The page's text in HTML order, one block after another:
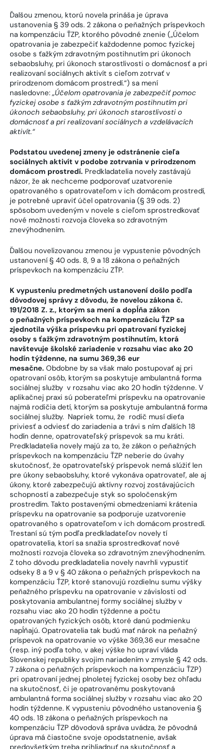
Ďalšou zmenou, ktorú novela prináša je úprava
ustanovenia § 39 ods. 2 zákona o peňažných príspevkoch
na kompenzáciu ŤZP, ktorého pôvodné znenie („Účelom
opatrovania je zabezpečiť každodenne pomoc fyzickej
osobe s ťažkým zdravotným postihnutím pri úkonoch
sebaobsluhy, pri úkonoch starostlivosti o domácnosť a pri
realizovaní sociálnych aktivít s cieľom zotrvať v
prirodzenom domácom prostredí.“) sa mení
nasledovne: „Účelom opatrovania je zabezpečiť pomoc
fyzickej osobe s ťažkým zdravotným postihnutím pri
úkonoch sebaobsluhy, pri úkonoch starostlivosti o
domácnosť a pri realizovaní sociálnych a vzdelávacích
aktivít.“
Podstatou uvedenej zmeny je odstránenie cieľa
sociálnych aktivít v podobe zotrvania v prirodzenom
domácom prostredí. Predkladatelia novely zastávajú
názor, že ak nechceme podporovať uzatvorenie
opatrovaného s opatrovateľom v ich domácom prostredí,
je potrebné upraviť účel opatrovania (§ 39 ods. 2)
spôsobom uvedeným v novele s cieľom sprostredkovať
nové možnosti rozvoja človeka so zdravotným
znevýhodnením.
Ďalšou novelizovanou zmenou je vypustenie pôvodných
ustanovení § 40 ods. 8, 9 a 18 zákona o peňažných
príspevkoch na kompenzáciu ZŤP.
K vypusteniu predmetných ustanovení došlo podľa
dôvodovej správy z dôvodu, že novelou zákona č.
191/2018 Z. z., ktorým sa mení a dopĺňa zákon
o peňažných príspevkoch na kompenzáciu ŤZP sa
zjednotila výška príspevku pri opatrovaní fyzickej
osoby s ťažkým zdravotným postihnutím, ktorá
navštevuje školské zariadenie v rozsahu viac ako 20
hodín týždenne, na sumu 369,36 eur
mesačne. Obdobne by sa však malo postupovať aj pri
opatrovaní osôb, ktorým sa poskytuje ambulantná forma
sociálnej služby v rozsahu viac ako 20 hodín týždenne. V
aplikačnej praxi sú poberateľmi príspevku na opatrovanie
najmä rodičia detí, ktorým sa poskytuje ambulantná forma
sociálnej služby. Napriek tomu, že rodič musí dieťa
priviesť a odviesť do zariadenia a trávi s ním ďalších 18
hodín denne, opatrovateľský príspevok sa mu kráti.
Predkladatelia novely majú za to, že zákon o peňažných
príspevkoch na kompenzáciu ŤZP neberie do úvahy
skutočnosť, že opatrovateľský príspevok nemá slúžiť len
pre úkony sebaobsluhy, ktoré vykonáva opatrovateľ, ale aj
úkony, ktoré zabezpečujú aktívny rozvoj zostávajúcich
schopností a zabezpečuje styk so spoločenským
prostredím. Takto postavenými obmedzeniami krátenia
príspevku na opatrovanie sa podporuje uzatvorenie
opatrovaného s opatrovateľom v ich domácom prostredí.
Trestaní sú tým podľa predkladateľov novely tí
opatrovatelia, ktorí sa snažia sprostredkovať nové
možnosti rozvoja človeka so zdravotným znevýhodnením.
Z toho dôvodu predkladatelia novely navrhli vypustiť
odseky 8 a 9 v § 40 zákona o peňažných príspevkoch na
kompenzáciu ŤZP, ktoré stanovujú rozdielnu sumu výšky
peňažného príspevku na opatrovanie v závislosti od
poskytovania ambulantnej formy sociálnej služby v
rozsahu viac ako 20 hodín týždenne a počtu
opatrovaných fyzických osôb, ktoré danú podmienku
napĺňajú. Opatrovatelia tak budú mať nárok na peňažný
príspevok na opatrovanie vo výške 369,36 eur mesačne
(resp. iný podľa toho, v akej výške ho upraví vláda
Slovenskej republiky svojim nariadením v zmysle § 42 ods.
7 zákona o peňažných príspevkoch na kompenzáciu ŤZP)
pri opatrovaní jednej plnoletej fyzickej osoby bez ohľadu
na skutočnosť, či je opatrovanému poskytovaná
ambulantná forma sociálnej služby v rozsahu viac ako 20
hodín týždenne. K vypusteniu pôvodného ustanovenia §
40 ods. 18 zákona o peňažných príspevkoch na
kompenzáciu ŤZP dôvodová správa uvádza, že pôvodná
úprava má čiastočne svoje opodstatnenie, avšak